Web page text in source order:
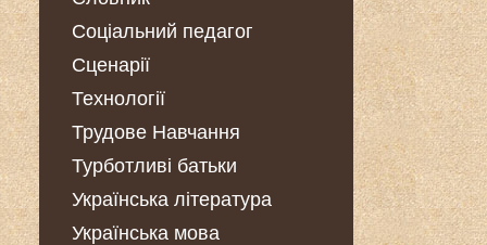
Соціальний педагог
Сценарії
Технології
Трудове Навчання
Турботливі батьки
Українська література
Українська мова